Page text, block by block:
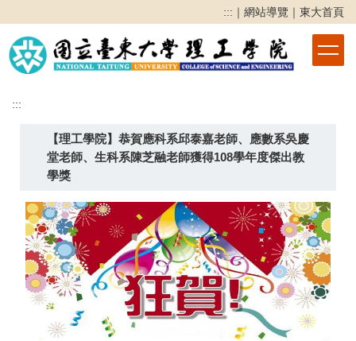
到
主
要
區
::: ｜ 網站導覽 ｜ 東大首頁
:::
【理工學院】恭賀應科系邱泰嘉老師、應數系吳慶
堂老師、生科系陳芝融老師獲得108學年度傑出教
學獎